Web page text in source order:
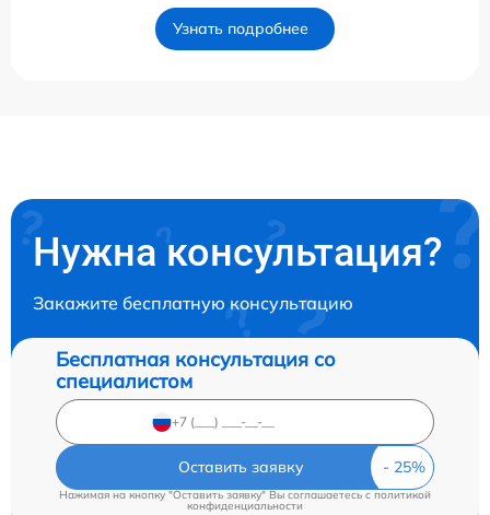
Узнать подробнее
Нужна консультация?
Закажите бесплатную консультацию
Бесплатная консультация со
специалистом
Оставить заявку
Нажимая на кнопку "Оставить заявку" Вы соглашаетесь cполитикой
конфиденциальности